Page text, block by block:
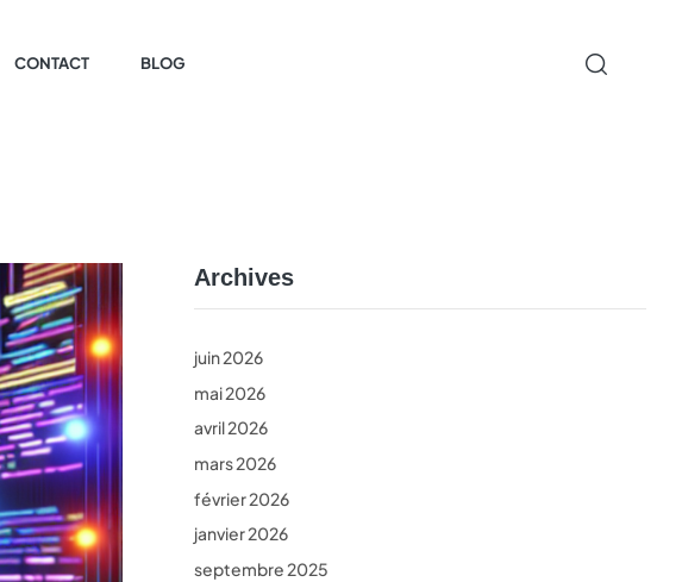
CONTACT BLOG
Archives
juin 2026
mai 2026
avril 2026
mars 2026
février 2026
janvier 2026
septembre 2025